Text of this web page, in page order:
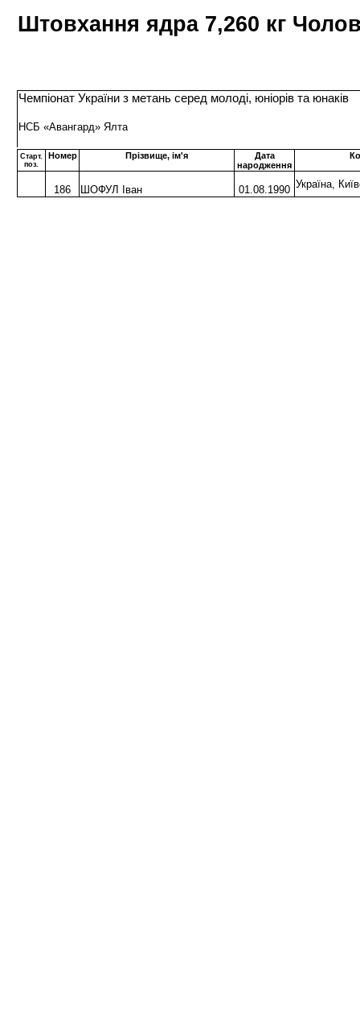
Штовхання ядра 7,260 кг
Чемпіонат України з метань серед молоді, юніорів та юнаків
НСБ «Авангард» Ялта
Старт.
поз.
Номер Прізвище, ім'я
Дата
народження
186 ШОФУЛ Іван 01.08.1990 Україна,